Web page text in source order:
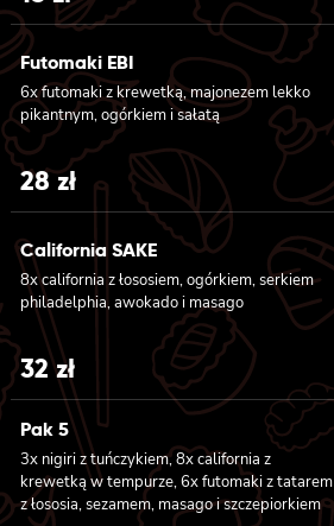
Futomaki EBI
6x futomaki z krewetką, majonezem lekko
pikantnym, ogórkiem i sałatą
28zł
California SAKE
8x california z łososiem, ogórkiem, serkiem
philadelphia, awokado i masago
32zł
Pak 5
3x nigiri z tuńczykiem, 8x california z
krewetką w tempurze, 6x futomaki z tatarem
z łososia, sezamem, masago i szczepiorkiem